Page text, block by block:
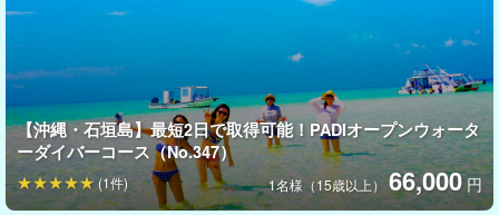
＊＊オプション料金に関して＊＊
【沖縄・石垣島】最短2日で取得可能！PADIオープンウォータ
ーダイバーコース（No.347）
1名様（15歳以上）66,000 円
(1件)